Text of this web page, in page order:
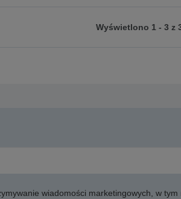
Wyświetlono 1 - 3 z
wiadomości marketingowych, w tym